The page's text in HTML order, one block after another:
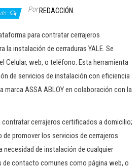
Por REDACCIÓN
para contratar cerrajeros
la instalación de cerraduras YALE. Se
Celular, web, o teléfono. Esta herramienta
de servicios de instalación con eficiencia
marca ASSA ABLOY en colaboración con la
contratar cerrajeros certificados a domicilio;
promover los servicios de cerrajeros
de instalación de cualquier
de contacto comunes como página web, o